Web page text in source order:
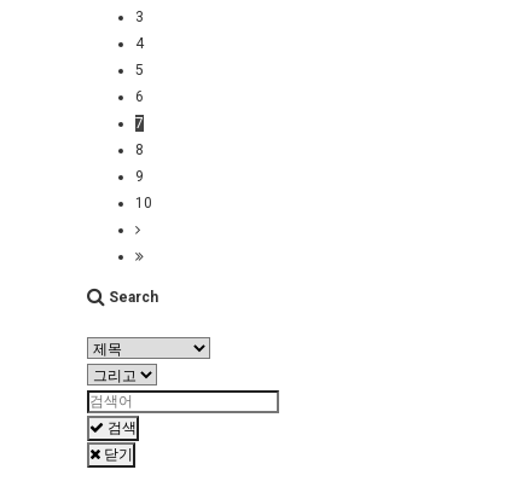
3
4
5
6
7
8
9
10
Search
검색
닫기